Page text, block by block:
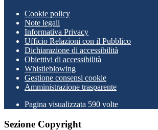
Cookie policy
Note legali
Informativa Privacy
Ufficio Relazioni con il Pubblico
Dichiarazione di accessibilità
Obiettivi di accessibilità
Whistleblowing
Gestione consensi cookie
Amministrazione trasparente
Pagina visualizzata 590 volte
Sezione Copyright